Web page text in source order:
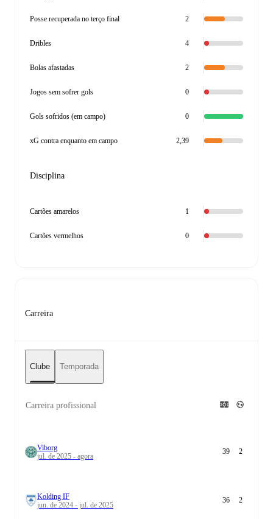
Posse recuperada no terço final 2
Dribles 4
Bolas afastadas 2
Jogos sem sofrer gols 0
Gols sofridos (em campo) 0
xG contra enquanto em campo 2,39
Disciplina
Cartões amarelos 1
Cartões vermelhos 0
Carreira
Clube Temporada
Carreira profissional
Viborg
jul. de 2025 - agora
39 2
Kolding IF
jun. de 2024 - jul. de 2025
36 2